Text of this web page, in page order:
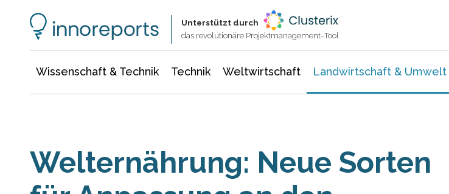
Unterstützt durch
das revolutionäre Projektmanagement-Tool
Wissenschaft & Technik Technik Weltwirtschaft Landwirtschaft & Umwelt
Welternährung: Neue Sorten